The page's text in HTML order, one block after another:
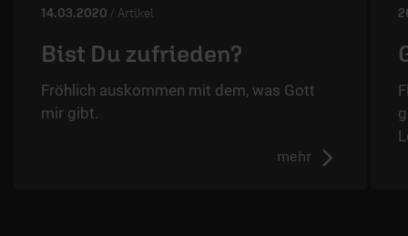
14.03.2020 / Artikel
Bist Du zufrieden?
Fröhlich auskommen mit dem, was Gott
mir gibt.
mehr